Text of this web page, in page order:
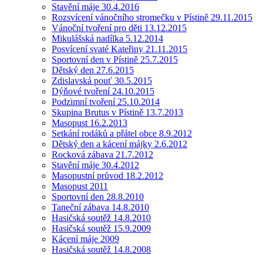
Stavění máje 30.4.2016
Rozsvícení vánočního stromečku v Pístině 29.11.2015
Vánoční tvoření pro děti 13.12.2015
Mikulášská nadílka 5.12.2014
Posvícení svaté Kateřiny 21.11.2015
Sportovní den v Pístině 25.7.2015
Dětský den 27.6.2015
Zdislavská pouť 30.5.2015
Dýňové tvoření 24.10.2015
Podzimní tvoření 25.10.2014
Skupina Brutus v Pístině 13.7.2013
Masopust 16.2.2013
Setkání rodáků a přátel obce 8.9.2012
Dětský den a kácení májky 2.6.2012
Rocková zábava 21.7.2012
Stavění máje 30.4.2012
Masopustní průvod 18.2.2012
Masopust 2011
Sportovní den 28.8.2010
Taneční zábava 14.8.2010
Hasičská soutěž 14.8.2010
Hasičská soutěž 15.9.2009
Kácení máje 2009
Hasičská soutěž 14.8.2008